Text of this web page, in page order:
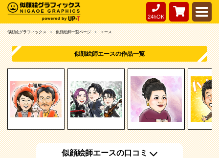
24hOK
似顔絵グラフィックス 似顔絵師一覧ページ エース
似顔絵師エースの作品一覧
似顔絵師エースの口コミ